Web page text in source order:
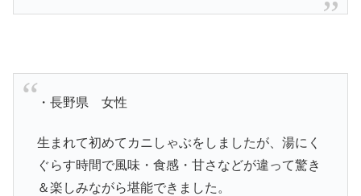
・長野県 女性
生まれて初めてカニしゃぶをしましたが、湯にく
ぐらす時間で風味・食感・甘さなどが違って驚き
＆楽しみながら堪能できました。